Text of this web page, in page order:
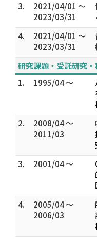
3.
2021/04/01 ～
2023/03/31
4.
2021/04/01 ～
2023/03/31
研究課題・受託研究・
1.
1995/04 ～
2.
2008/04 ～
2011/03
3.
2001/04 ～
4.
2005/04 ～
2006/03